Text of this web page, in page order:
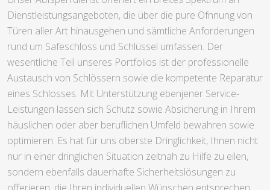
Dienstleistungsangeboten, die über die pure Öfnnung von
Türen aller Art hinausgehen und sämtliche Anforderungen
rund um Safeschloss und Schlüssel umfassen. Der
wesentliche Teil unseres Portfolios ist der professionelle
Austausch von Schlössern sowie die kompetente Reparatur
eines Schlosses. Mit Unterstützung ebenjener Service-
Leistungen lassen sich Schutz sowie Absicherung in Ihrem
häuslichen oder aber beruflichen Umfeld bewahren sowie
optimieren. Es hat für uns oberste Dringlichkeit, Ihnen nicht
nur in einer dringlichen Situation zeitnah zu Hilfe zu eilen,
sondern ebenfalls dauerhafte Sicherheitslösungen zu